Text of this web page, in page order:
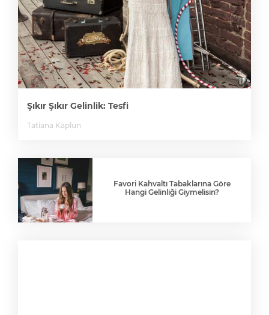
Şıkır Şıkır Gelinlik: Tesfi
Tatiana Kaplun
Favori Kahvaltı Tabaklarına Göre
Hangi Gelinliği Giymelisin?